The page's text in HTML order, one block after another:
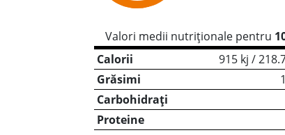
Valori medii nutriționale pentru
Calorii
915 kj /
Grăsimi
Carbohidrați
Proteine